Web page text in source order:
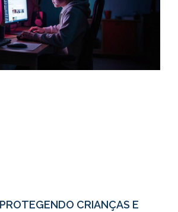
CRIANÇAS E